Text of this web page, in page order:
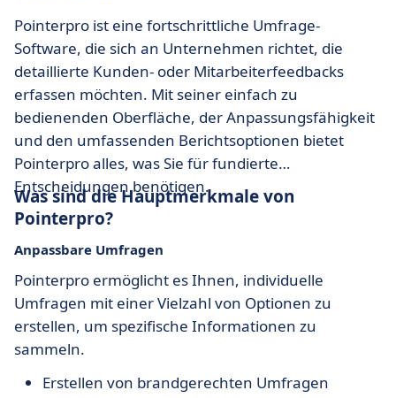
Pointerpro ist eine fortschrittliche Umfrage-
Software, die sich an Unternehmen richtet, die
detaillierte Kunden- oder Mitarbeiterfeedbacks
erfassen möchten. Mit seiner einfach zu
bedienenden Oberfläche, der Anpassungsfähigkeit
und den umfassenden Berichtsoptionen bietet
Pointerpro alles, was Sie für fundierte
Entscheidungen benötigen.
Was sind die Hauptmerkmale von
Pointerpro?
Anpassbare Umfragen
Pointerpro ermöglicht es Ihnen, individuelle
Umfragen mit einer Vielzahl von Optionen zu
erstellen, um spezifische Informationen zu
sammeln.
Erstellen von brandgerechten Umfragen